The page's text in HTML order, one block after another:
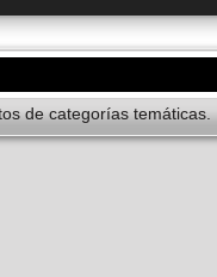
de categorí­as temáticas.